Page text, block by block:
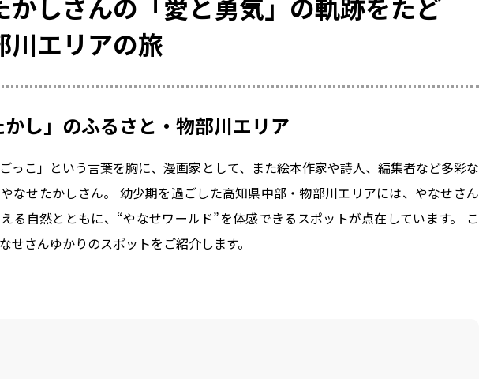
川エリアの旅
かし」のふるさと・物部川エリア
ごっこ」という言葉を胸に、漫画家として、また絵本作家や詩人、編集者など多彩な
なせたかしさん。 幼少期を過ごした高知県中部・物部川エリアには、やなせさん
る自然とともに、“やなせワールド”を体感できるスポットが点在しています。 こ
せさんゆかりのスポットをご紹介します。